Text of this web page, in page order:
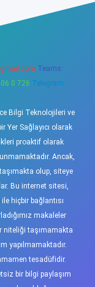
Teams:
0 726 Telegram:
Bilgi Teknolojileri ve
Yer Sağlayıcı olarak
proaktif olarak
Ancak,
olup, siteye
Bu internet sitesi,
hiçbir bağlantısı
makaleler
niteliği taşımamakta
yapılmamaktadır.
tesadüfidir.
bir bilgi paylaşım